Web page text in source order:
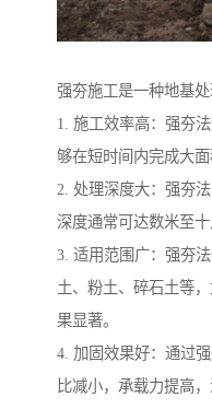
强夯施工是一种地基处
1. 施工效率高：强夯
够在短时间内完成大面
2. 处理深度大：强夯
深度通常可达数米至
3. 适用范围广：强夯
土、粉土、碎石土等
果显著。
4. 加固效果好：通过
比减小，承载力提高